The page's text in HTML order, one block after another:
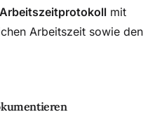
Arbeitszeitprotokoll mit
Arbeitszeit sowie den